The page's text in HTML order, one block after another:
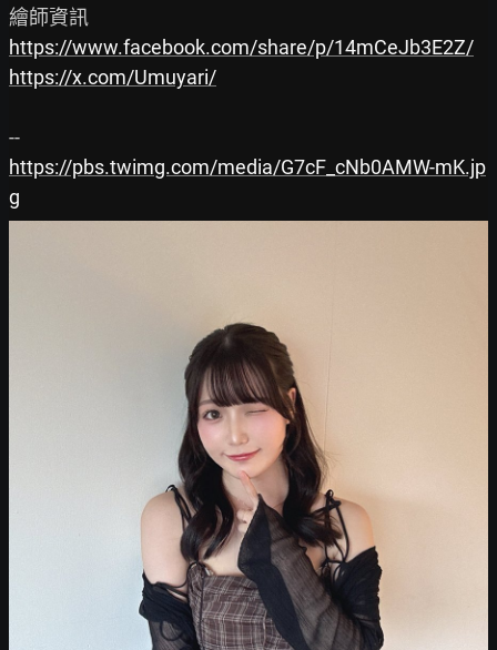
https://www.facebook.com/share/p/14mCeJb3E2Z/
https://x.com/Umuyari/
https://pbs.twimg.com/media/G7cF_cNb0AMW-mK.jp
g